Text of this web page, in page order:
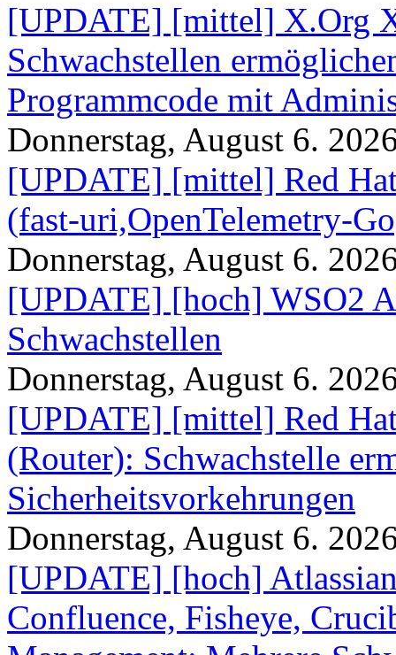
[UPDATE] [mittel] X.Org
Schwachstellen
Programmcode mit
Donnerstag, August 6.
[UPDATE] [mittel] Red
(fast-uri,OpenTelemetry-
Donnerstag, August 6.
[UPDATE] [hoch] WSO2
Schwachstellen
Donnerstag, August 6.
[UPDATE] [mittel] Red
(Router): Schwachstelle
Sicherheitsvorkehrungen
Donnerstag, August 6.
[UPDATE] [hoch]
Confluence, Fisheye,